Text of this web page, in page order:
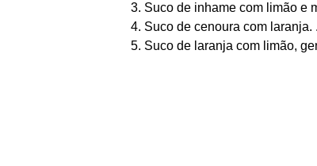
Suco de inhame com limão e
Suco de cenoura com laranja.
Suco de laranja com limão,